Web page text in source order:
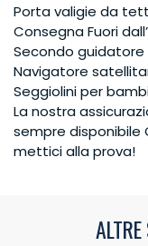
Porta valigie da
Consegna Fuori
Secondo guidatore
Navigatore
Seggiolini per
La nostra
sempre disponibile
mettici alla prova!